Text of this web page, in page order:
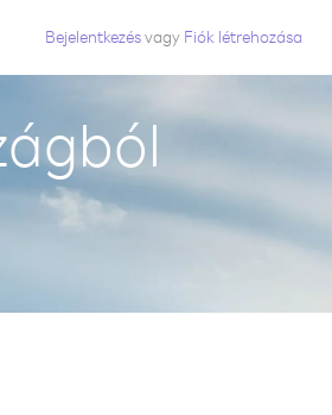
Bejelentkezésvagy Fiók létrehozása